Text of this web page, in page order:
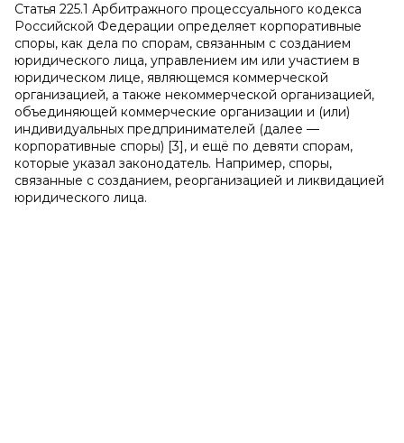
Статья 225.1 Арбитражного процессуального кодекса
Российской Федерации определяет корпоративные
споры, как дела по спорам, связанным с созданием
юридического лица, управлением им или участием в
юридическом лице, являющемся коммерческой
организацией, а также некоммерческой организацией,
объединяющей коммерческие организации и (или)
индивидуальных предпринимателей (далее —
корпоративные споры) [3], и ещё по девяти спорам,
которые указал законодатель. Например, споры,
связанные с созданием, реорганизацией и ликвидацией
юридического лица.